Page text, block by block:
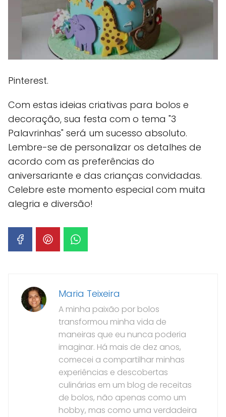
Pinterest.
Com estas ideias criativas para bolos e
decoração, sua festa com o tema "3
Palavrinhas" será um sucesso absoluto.
Lembre-se de personalizar os detalhes de
acordo com as preferências do
aniversariante e das crianças convidadas.
Celebre este momento especial com muita
alegria e diversão!
Maria Teixeira
A minha paixão por bolos
transformou minha vida de
maneiras que eu nunca poderia
imaginar. Há mais de dez anos,
comecei a compartilhar minhas
experiências e descobertas
culinárias em um blog de receitas
de bolos, não apenas como um
hobby, mas como uma verdadeira